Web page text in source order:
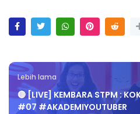
Lebih lama
🔴 [LIVE] KEMBARA STPM :
#07 #AKADEMIYOUTUBER